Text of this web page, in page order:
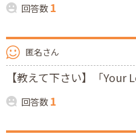
回答数1
匿名さん
【教えて下さい】「Your
回答数1